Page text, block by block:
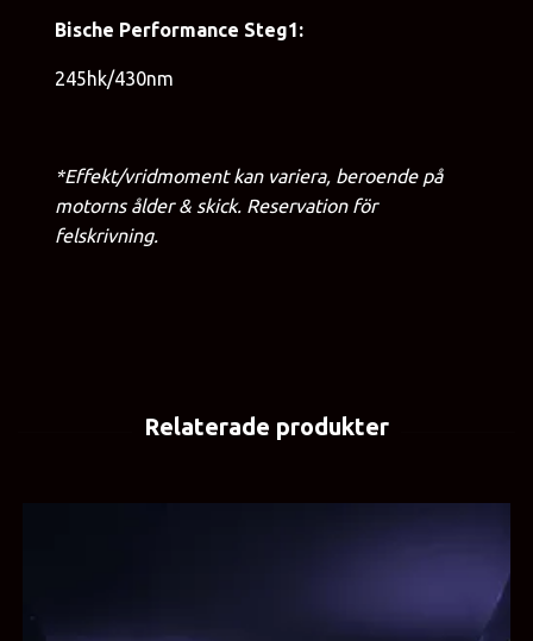
Bische Performance Steg1:
245hk/430nm
*Effekt/vridmoment kan variera, beroende på
motorns ålder & skick. Reservation för
felskrivning.